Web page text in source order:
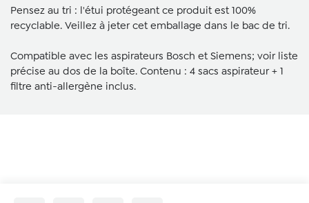
Pensez au tri : l'étui protégeant ce produit est 100%
recyclable. Veillez à jeter cet emballage dans le bac de tri.
Compatible avec les aspirateurs Bosch et Siemens; voir liste
précise au dos de la boîte. Contenu : 4 sacs aspirateur + 1
filtre anti-allergène inclus.